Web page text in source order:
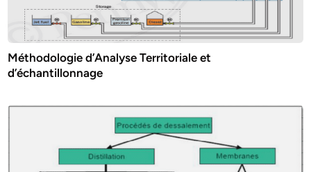
Méthodologie d’Analyse Territoriale et
d’échantillonnage